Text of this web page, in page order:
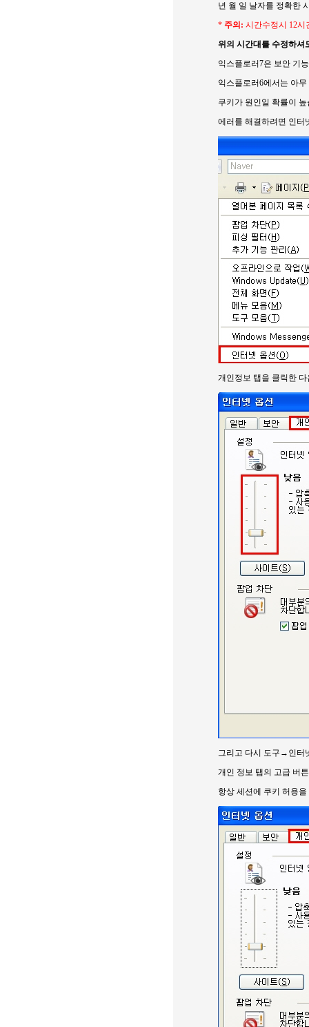
년 월 일 날자를 정확한
* 주의: 시간수정시 12시
위의 시간대를 수정하셔
익스플로러7은 보안 기
익스플로러6에서는 아
쿠키가 원인일 확률이 높
에러를 해결하려면 인
개인정보 탭을 클릭한
그리고 다시 도구→인터
개인 정보 탭의 고급 버
항상 세션에 쿠키 허용